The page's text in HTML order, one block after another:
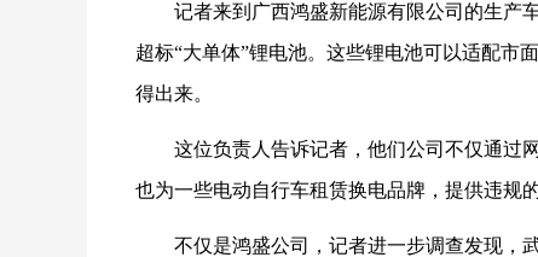
记者来到广西鸿盛新能源有限公司的生产
超标“大单体”锂电池。这些锂电池可以适配市
得出来。
这位负责人告诉记者，他们公司不仅通过
也为一些电动自行车租赁换电品牌，提供违规
不仅是鸿盛公司，记者进一步调查发现，